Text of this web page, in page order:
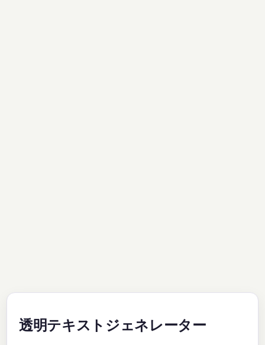
透明テキストジェネレーター